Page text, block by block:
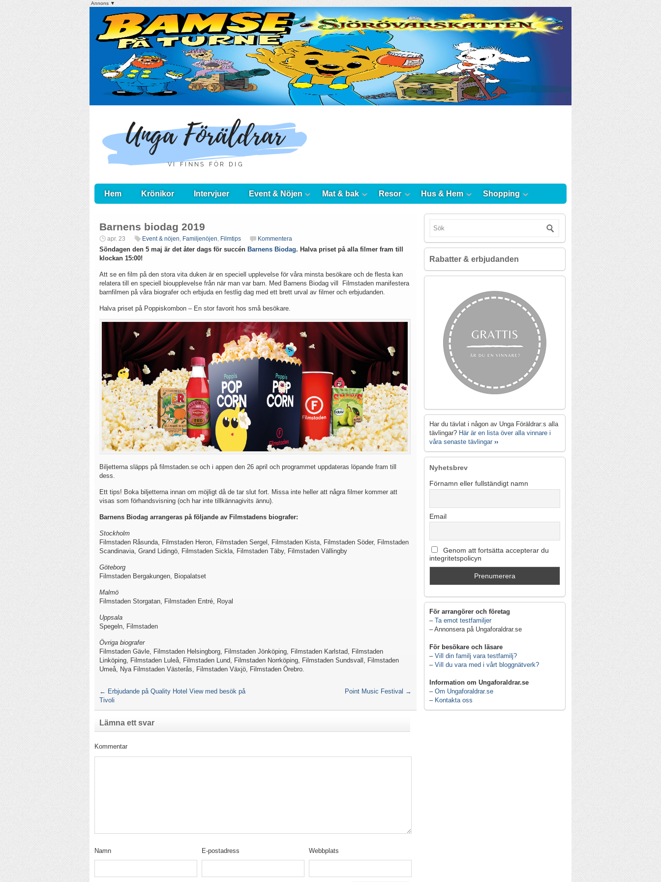
Annons ▼
Hem Krönikor Intervjuer Event & Nöjen Mat & bak Resor Hus & Hem Shopping
Barnens biodag 2019
apr. 23 Event & nöjen, Familjenöjen, Filmtips Kommentera
Söndagen den 5 maj är det åter dags för succén Barnens Biodag. Halva priset på alla filmer fram till
klockan 15:00!
Att se en film på den stora vita duken är en speciell upplevelse för våra minsta besökare och de flesta kan
relatera till en speciell bioupplevelse från när man var barn. Med Barnens Biodag vill Filmstaden manifestera
barnfilmen på våra biografer och erbjuda en festlig dag med ett brett urval av filmer och erbjudanden.
Halva priset på Poppiskombon – En stor favorit hos små besökare.
Biljetterna släpps på filmstaden.se och i appen den 26 april och programmet uppdateras löpande fram till
dess.
Ett tips! Boka biljetterna innan om möjligt då de tar slut fort. Missa inte heller att några filmer kommer att
visas som förhandsvisning (och har inte tillkännagivits ännu).
Barnens Biodag arrangeras på följande av Filmstadens biografer:
Stockholm
Filmstaden Råsunda, Filmstaden Heron, Filmstaden Sergel, Filmstaden Kista, Filmstaden Söder, Filmstaden
Scandinavia, Grand Lidingö, Filmstaden Sickla, Filmstaden Täby, Filmstaden Vällingby
Göteborg
Filmstaden Bergakungen, Biopalatset
Malmö
Filmstaden Storgatan, Filmstaden Entré, Royal
Uppsala
Spegeln, Filmstaden
Övriga biografer
Filmstaden Gävle, Filmstaden Helsingborg, Filmstaden Jönköping, Filmstaden Karlstad, Filmstaden
Linköping, Filmstaden Luleå, Filmstaden Lund, Filmstaden Norrköping, Filmstaden Sundsvall, Filmstaden
Umeå, Nya Filmstaden Västerås, Filmstaden Växjö, Filmstaden Örebro.
← Erbjudande på Quality Hotel View med besök på
Tivoli
Point Music Festival →
Lämna ett svar
Kommentar
Namn E-postadress Webbplats
Rabatter & erbjudanden
Har du tävlat i någon av Unga Föräldrar:s alla
tävlingar? Här är en lista över alla vinnare i
våra senaste tävlingar ››
Nyhetsbrev
Förnamn eller fullständigt namn
Email
Genom att fortsätta accepterar du
integritetspolicyn
För arrangörer och företag
– Ta emot testfamiljer
– Annonsera på Ungaforaldrar.se
För besökare och läsare
– Vill din familj vara testfamilj?
– Vill du vara med i vårt bloggnätverk?
Information om Ungaforaldrar.se
– Om Ungaforaldrar.se
– Kontakta oss